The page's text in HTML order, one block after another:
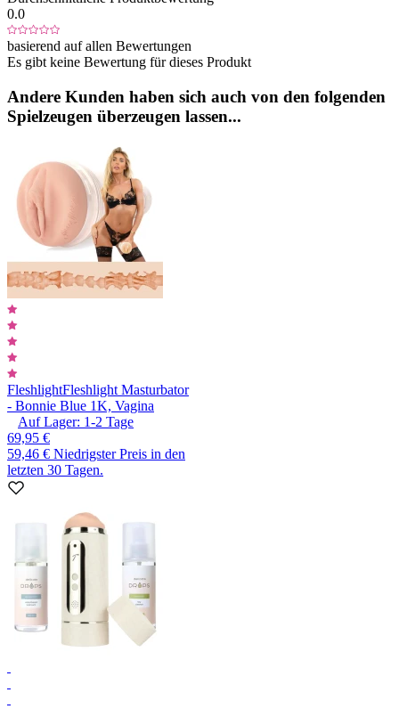
0.0
basierend auf allen Bewertungen
Es gibt keine Bewertung für dieses Produkt
Andere Kunden haben sich auch von den folgenden
Spielzeugen überzeugen lassen...
FleshlightFleshlight Masturbator
- Bonnie Blue 1K, Vagina
Auf Lager: 1-2 Tage
69,95 €
59,46 € Niedrigster Preis in den
letzten 30 Tagen.